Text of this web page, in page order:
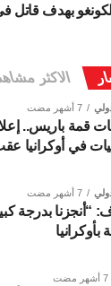
بهدف قاتل
الاكثر
7 أشهر مضت
قمة باريس..
في أوكرانيا
7 أشهر مضت
“أنجزنا بدرجة
بأوكرانيا
7 أشهر مضت